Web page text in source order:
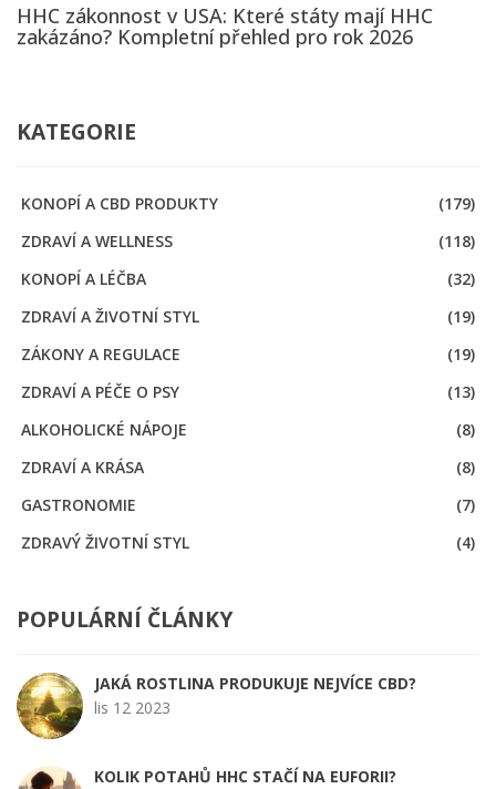
HHC zákonnost v USA: Které státy mají HHC
zakázáno? Kompletní přehled pro rok 2026
KATEGORIE
KONOPÍ A CBD PRODUKTY
(179)
ZDRAVÍ A WELLNESS
(118)
KONOPÍ A LÉČBA
(32)
ZDRAVÍ A ŽIVOTNÍ STYL
(19)
ZÁKONY A REGULACE
(19)
ZDRAVÍ A PÉČE O PSY
(13)
ALKOHOLICKÉ NÁPOJE
(8)
ZDRAVÍ A KRÁSA
(8)
GASTRONOMIE
(7)
ZDRAVÝ ŽIVOTNÍ STYL
(4)
POPULÁRNÍ ČLÁNKY
JAKÁ ROSTLINA PRODUKUJE NEJVÍCE CBD?
lis 12 2023
KOLIK POTAHŮ HHC STAČÍ NA EUFORII?